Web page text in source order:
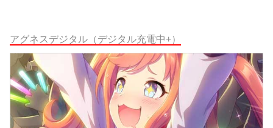
アグネスデジタル（デジタル充電中+）